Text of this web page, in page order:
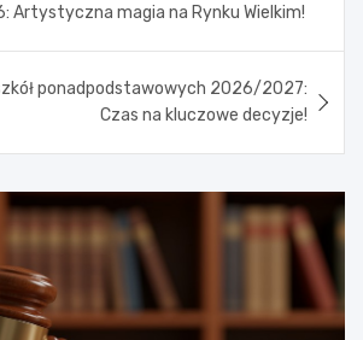
Artystyczna magia na Rynku Wielkim!
ponadpodstawowych 2026/2027:
Czas na kluczowe decyzje!